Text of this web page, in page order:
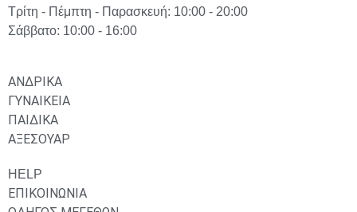
Τρίτη - Πέμπτη - Παρασκευή: 10:00 - 20:00
Σάββατο: 10:00 - 16:00
ΑΝΔΡΙΚΑ
ΓΥΝΑΙΚΕΙΑ
ΠΑΙΔΙΚΑ
ΑΞΕΣΟΥΑΡ
HELP
ΕΠΙΚΟΙΝΩΝΙΑ